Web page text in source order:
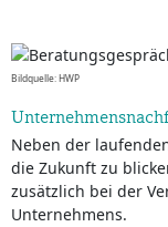
Bildquelle: HWP
Neben der
die Zukunft zu
zusätzlich bei der
Unternehmens.